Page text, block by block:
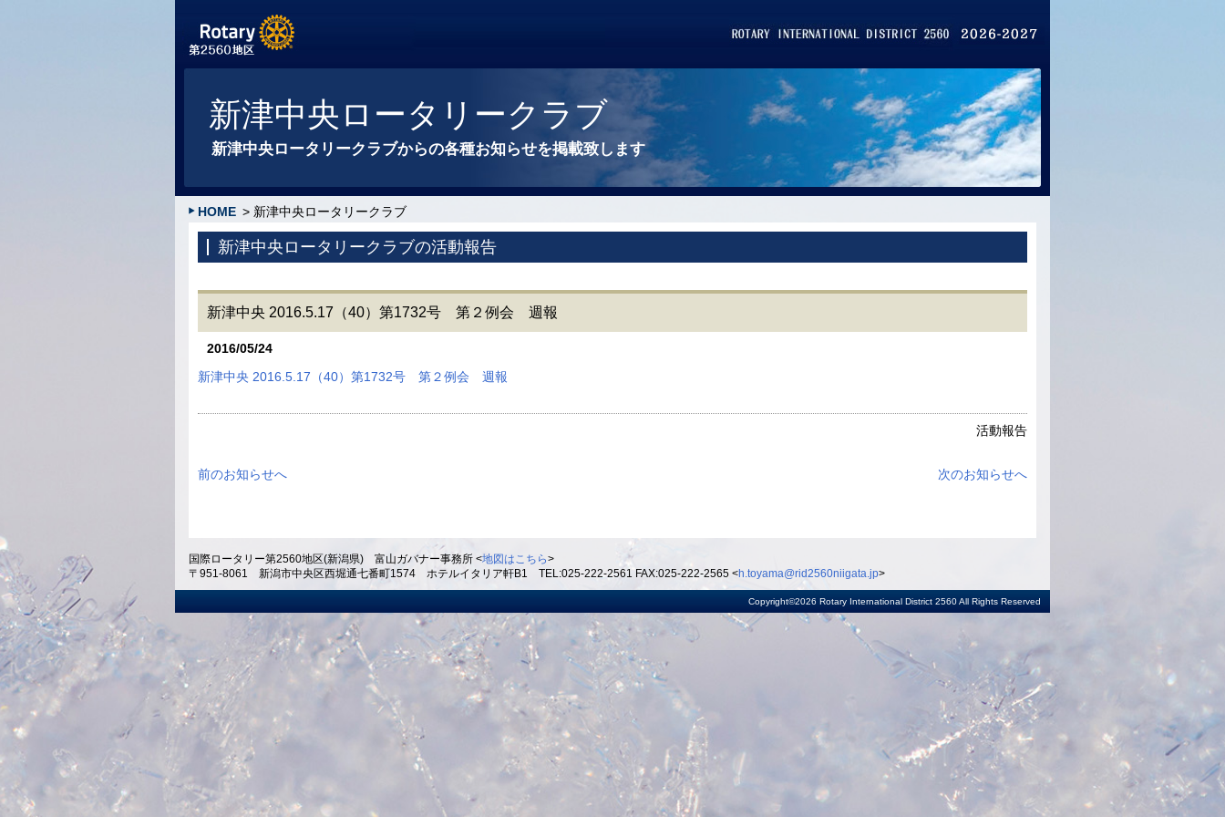
新津中央ロータリークラブ
新津中央ロータリークラブからの各種お知らせを掲載致します
HOME > 新津中央ロータリークラブ
新津中央ロータリークラブの活動報告
新津中央 2016.5.17（40）第1732号 第２例会 週報
2016/05/24
新津中央 2016.5.17（40）第1732号 第２例会 週報
活動報告
前のお知らせへ 次のお知らせへ
国際ロータリー第2560地区(新潟県) 富山ガバナー事務所 <地図はこちら>
〒951-8061 新潟市中央区西堀通七番町1574 ホテルイタリア軒B1 TEL:025-222-2561 FAX:025-222-2565 <h.toyama@rid2560niigata.jp>
Copyright©2026 Rotary International District 2560 All Rights Reserved